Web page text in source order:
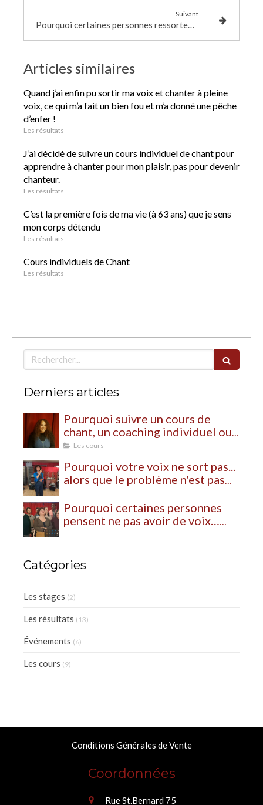
Suivant
Pourquoi certaines personnes ressortent profondément détendues après un cours de chant
Articles similaires
Quand j’ai enfin pu sortir ma voix et chanter à pleine
voix, ce qui m’a fait un bien fou et m’a donné une pêche
d’enfer !
Les résultats
J’ai décidé de suivre un cours individuel de chant pour
apprendre à chanter pour mon plaisir, pas pour devenir
chanteur.
Les résultats
C’est la première fois de ma vie (à 63 ans) que je sens
mon corps détendu
Les résultats
Cours individuels de Chant
Les résultats
Rechercher
Derniers articles
Pourquoi suivre un cours de
chant, un coaching individuel ou
un stage de chant ?
Les cours
Pourquoi votre voix ne sort pas...
alors que le problème n'est pas
Pourquoi certaines personnes
pensent ne pas avoir de voix…
Catégories
Les stages (2)
Les résultats (13)
Événements (6)
Les cours (9)
Conditions Générales de Vente
Coordonnées
Rue St.Bernard 75